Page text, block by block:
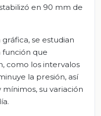
en 90 mm de
se estudian
función que
como los intervalos
la presión, así
su variación